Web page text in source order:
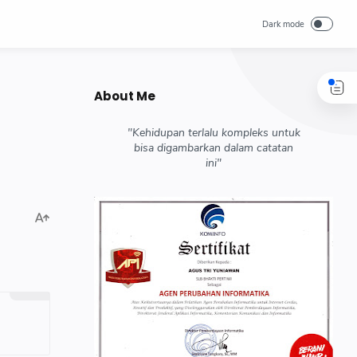
About Me
"Kehidupan terlalu kompleks untuk
bisa digambarkan dalam catatan
ini"